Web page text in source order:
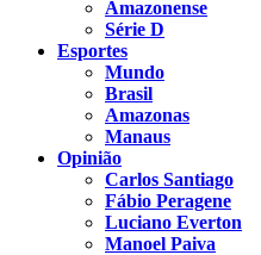
Amazonense
Série D
Esportes
Mundo
Brasil
Amazonas
Manaus
Opinião
Carlos Santiago
Fábio Peragene
Luciano Everton
Manoel Paiva